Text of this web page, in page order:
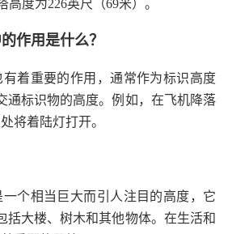
高度为226英尺（69米）。
作用是什么？
有着重要的作用，通常作为标识高度
通标识物的高度。例如，在飞机降落
将着陆灯打开。
一个相当巨大而引人注目的高度，它
括大楼、树木和其他物体。在生活和